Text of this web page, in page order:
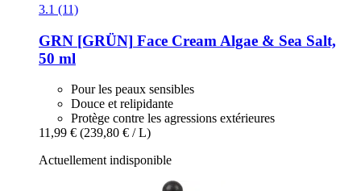
3.1 (11)
GRN [GRÜN] Face Cream Algae & Sea Salt,
50 ml
Pour les peaux sensibles
Douce et relipidante
Protège contre les agressions extérieures
11,99 € (239,80 € / L)
Actuellement indisponible